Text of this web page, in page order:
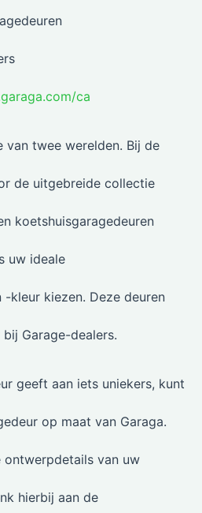
ca
van twee werelden. Bij de
de uitgebreide collectie
koetshuisgaragedeuren
uw ideale
kleur kiezen. Deze deuren
Garage-dealers.
geeft aan iets uniekers, kunt
op maat van Garaga.
ontwerpdetails van uw
hierbij aan de